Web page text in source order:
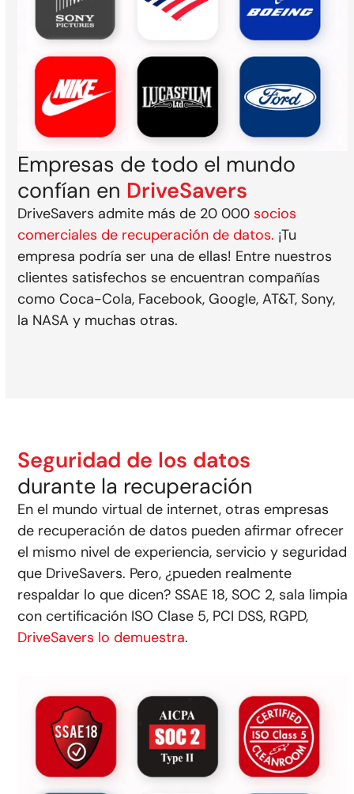
Empresas de todo el mundo
confían en DriveSavers
DriveSavers admite más de 20 000socios
comerciales de recuperación de datos. ¡Tu
empresa podría ser una de ellas! Entre nuestros
clientes satisfechos se encuentran compañías
como Coca-Cola, Facebook, Google, AT&T, Sony,
la NASA y muchas otras.
Seguridad de los datos
durante la recuperación
En el mundo virtual de internet, otras empresas
de recuperación de datos pueden afirmar ofrecer
el mismo nivel de experiencia, servicio y seguridad
que DriveSavers. Pero, ¿pueden realmente
respaldar lo que dicen? SSAE 18, SOC 2, sala limpia
con certificación ISO Clase 5, PCI DSS, RGPD,
DriveSavers lo demuestra.